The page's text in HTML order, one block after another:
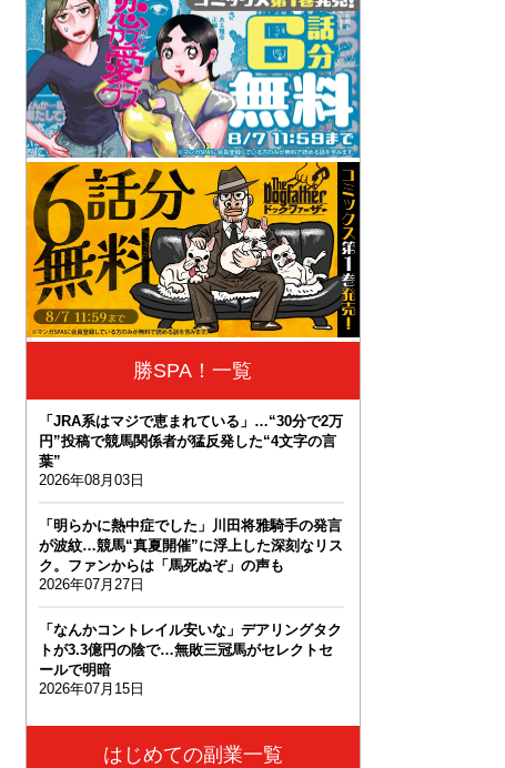
勝SPA！一覧
「JRA系はマジで恵まれている」…“30分で2万
円”投稿で競馬関係者が猛反発した“4文字の言
葉”
2026年08月03日
「明らかに熱中症でした」川田将雅騎手の発言
が波紋…競馬“真夏開催”に浮上した深刻なリス
ク。ファンからは「馬死ぬぞ」の声も
2026年07月27日
「なんかコントレイル安いな」デアリングタク
トが3.3億円の陰で…無敗三冠馬がセレクトセ
ールで明暗
2026年07月15日
はじめての副業一覧